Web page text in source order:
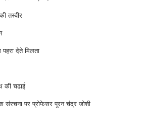
तस्वीर
देते मिलता
की चढाई
संरचना पर प्रोफेसर पूरन चंद्र जोशी